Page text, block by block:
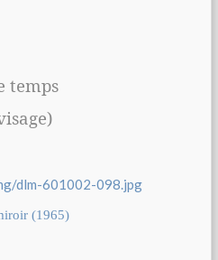
temps
(1965)